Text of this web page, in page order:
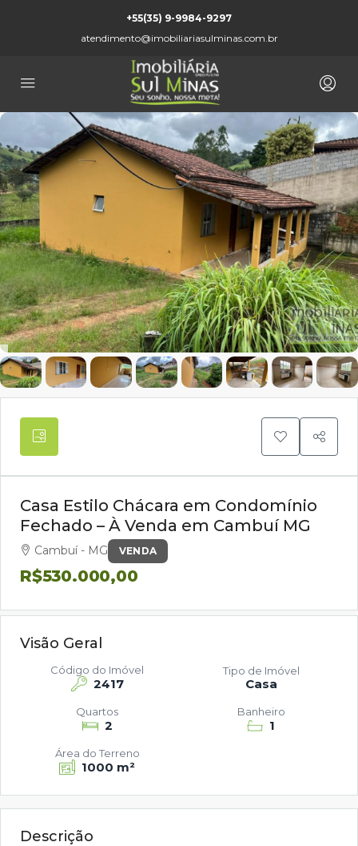
+55(35) 9-9984-9297
atendimento@imobiliariasulminas.com.br
VENDA
Casa Estilo Chácara em Condomínio
Fechado – À Venda em Cambuí MG
Cambuí - MG
R$530.000,00
Visão Geral
2417
Código do Imóvel
Casa
Tipo de Imóvel
2
Quartos
1
Banheiro
1000 m²
Área do Terreno
Descrição